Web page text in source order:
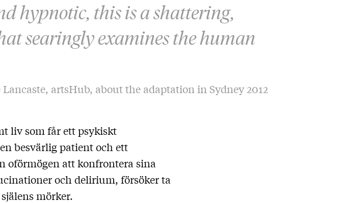
hypnotic, this is a shattering,
searingly examines the human
artsHub, about the adaptation in Sydney 2012
liv som får ett psykiskt
besvärlig patient och ett
oförmögen att konfrontera sina
och delirium, försöker ta
mörker.